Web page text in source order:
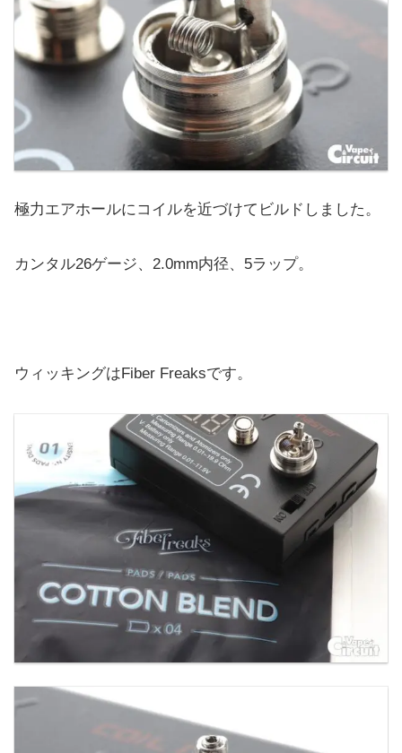
極力エアホールにコイルを近づけてビルドしました。
カンタル26ゲージ、2.0mm内径、5ラップ。
ウィッキングはFiber Freaksです。